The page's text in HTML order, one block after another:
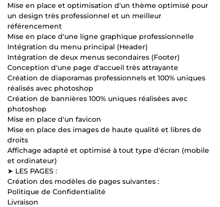
Mise en place et optimisation d'un thème optimisé pour
un design très professionnel et un meilleur
référencement
Mise en place d'une ligne graphique professionnelle
Intégration du menu principal (Header)
Intégration de deux menus secondaires (Footer)
Conception d'une page d'accueil très attrayante
Création de diaporamas professionnels et 100% uniques
réalisés avec photoshop
Création de bannières 100% uniques réalisées avec
photoshop
Mise en place d'un favicon
Mise en place des images de haute qualité et libres de
droits
Affichage adapté et optimisé à tout type d'écran (mobile
et ordinateur)
➤ LES PAGES :
Création des modèles de pages suivantes :
Politique de Confidentialité
Livraison